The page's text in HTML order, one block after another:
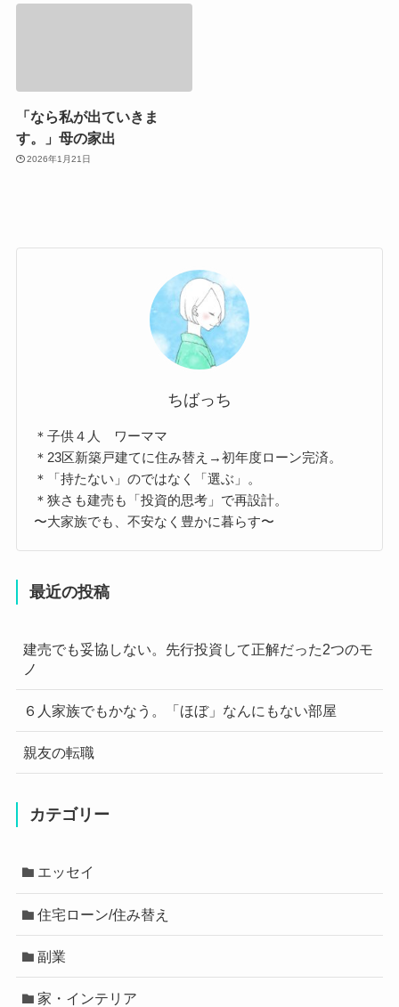
「なら私が出ていきま
す。」母の家出
2026年1月21日
ちばっち
＊子供４人 ワーママ
＊23区新築戸建てに住み替え→初年度ローン完済。
＊「持たない」のではなく「選ぶ」。
＊狭さも建売も「投資的思考」で再設計。
〜大家族でも、不安なく豊かに暮らす〜
最近の投稿
建売でも妥協しない。先行投資して正解だった2つのモ
ノ
６人家族でもかなう。「ほぼ」なんにもない部屋
親友の転職
カテゴリー
エッセイ
住宅ローン/住み替え
副業
家・インテリア